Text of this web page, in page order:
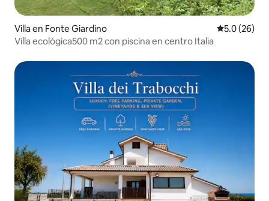
Villa en Fonte Giardino Calificación
5.0 (26)
Villa ecológica500 m2 con piscina en centro Italia